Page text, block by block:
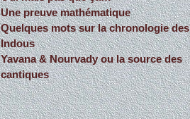
Une preuve mathématique
Quelques mots sur la chronologie des
Indous
Yavana & Nourvady ou la source des
cantiques